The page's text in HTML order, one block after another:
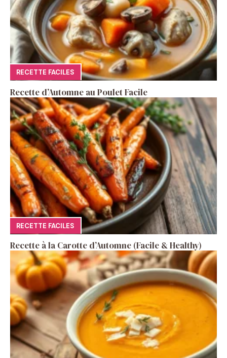
RECETTE FACILES
Recette d’Automne au Poulet Facile
RECETTE FACILES
Recette à la Carotte d’Automne (Facile & Healthy)